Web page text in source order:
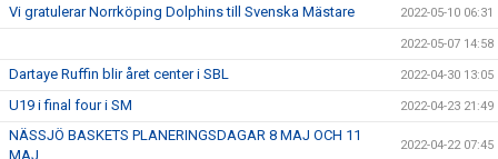
Vi gratulerar Norrköping Dolphins till Svenska Mästare 2022-05-10 06:31
2022-05-07 14:58
Dartaye Ruffin blir året center i SBL 2022-04-30 13:05
U19 i final four i SM 2022-04-23 21:49
NÄSSJÖ BASKETS PLANERINGSDAGAR 8 MAJ OCH 11
MAJ
2022-04-22 07:45